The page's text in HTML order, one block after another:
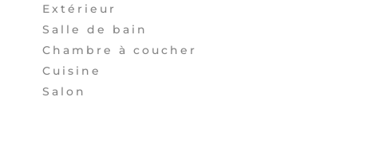
Extérieur
Salle de bain
Chambre à coucher
Cuisine
Salon